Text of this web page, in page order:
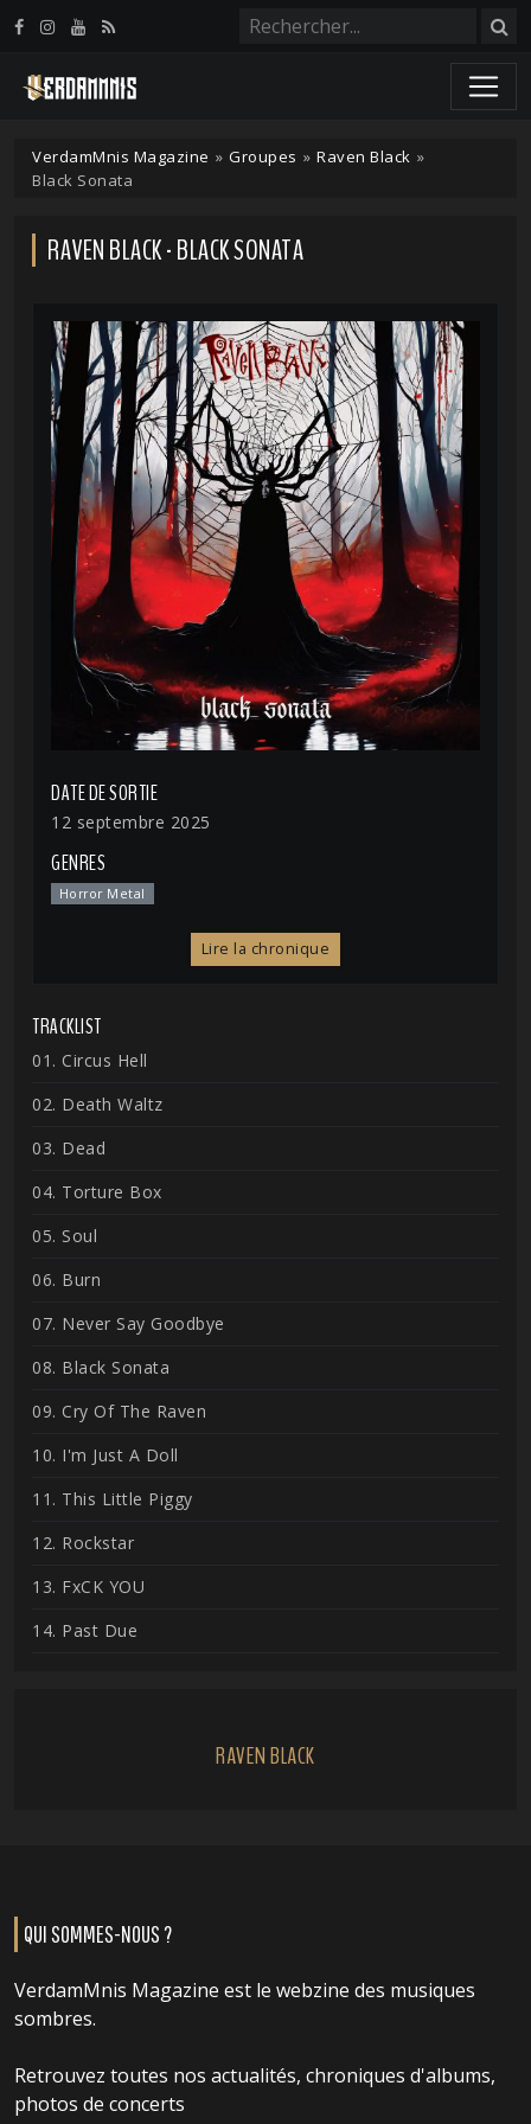
VerdamMnis Magazine » Groupes » Raven Black »
Black Sonata
RAVEN BLACK - BLACK SONATA
DATE DE SORTIE
12 septembre 2025
GENRES
Horror Metal
Lire la chronique
TRACKLIST
01. Circus Hell
02. Death Waltz
03. Dead
04. Torture Box
05. Soul
06. Burn
07. Never Say Goodbye
08. Black Sonata
09. Cry Of The Raven
10. I'm Just A Doll
11. This Little Piggy
12. Rockstar
13. FxCK YOU
14. Past Due
RAVEN BLACK
QUI SOMMES-NOUS ?
VerdamMnis Magazine est le webzine des musiques
sombres.
Retrouvez toutes nos actualités, chroniques d'albums,
photos de concerts
Panneau de gestion des cookies